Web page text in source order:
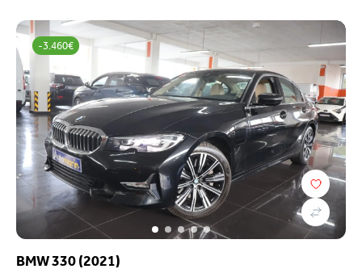
-3.460€
BMW 330 (2021)